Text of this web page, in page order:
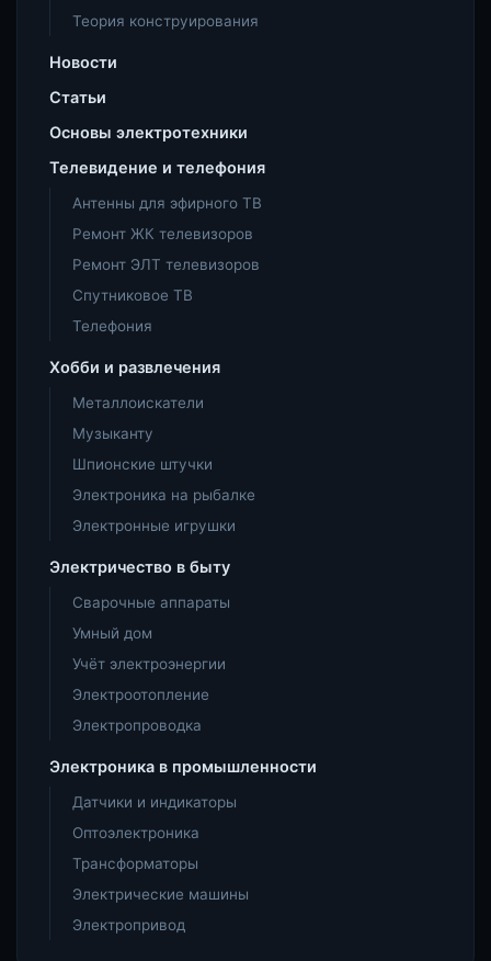
Теория конструирования
Новости
Статьи
Основы электротехники
Телевидение и телефония
Антенны для эфирного ТВ
Ремонт ЖК телевизоров
Ремонт ЭЛТ телевизоров
Спутниковое ТВ
Телефония
Хобби и развлечения
Металлоискатели
Музыканту
Шпионские штучки
Электроника на рыбалке
Электронные игрушки
Электричество в быту
Сварочные аппараты
Умный дом
Учёт электроэнергии
Электроотопление
Электропроводка
Электроника в промышленности
Датчики и индикаторы
Оптоэлектроника
Трансформаторы
Электрические машины
Электропривод